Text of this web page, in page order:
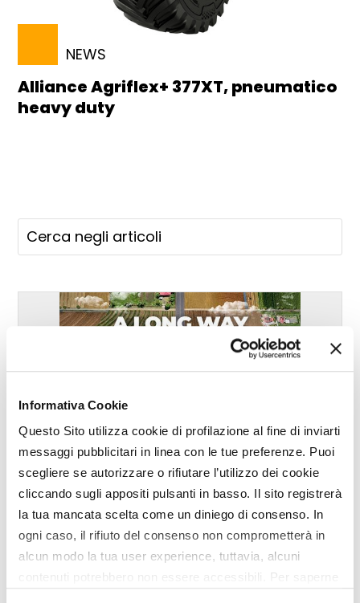
Informativa Cookie
Questo Sito utilizza cookie di profilazione al fine di inviarti
messaggi pubblicitari in linea con le tue preferenze. Puoi
scegliere se autorizzare o rifiutare l’utilizzo dei cookie
cliccando sugli appositi pulsanti in basso. Il sito registrerà
la tua mancata scelta come un diniego di consenso. In
ogni caso, il rifiuto del consenso non comprometterà in
alcun modo la tua user experience, tuttavia, alcuni
contenuti potrebbero non essere accessibili. Per saperne
NEWS
Alliance Agriflex+ 377XT, pneumatico
heavy duty